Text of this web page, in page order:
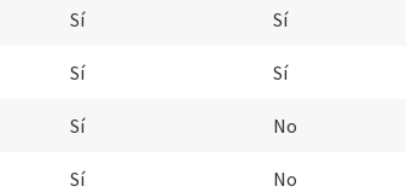
Sí Sí
Sí Sí
Sí No
Sí No